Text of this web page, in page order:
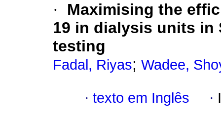
·
Maximising the
19 in dialysis units in
testing
Fadal, Riyas; Wadee,
· texto em Inglês ·